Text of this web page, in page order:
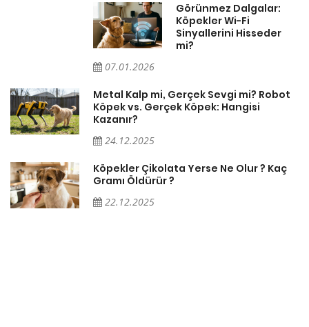
Görünmez Dalgalar:
Köpekler Wi-Fi
Sinyallerini Hisseder
mi?
07.01.2026
Metal Kalp mi, Gerçek Sevgi mi? Robot
Köpek vs. Gerçek Köpek: Hangisi
Kazanır?
24.12.2025
Köpekler Çikolata Yerse Ne Olur ? Kaç
Gramı Öldürür ?
22.12.2025